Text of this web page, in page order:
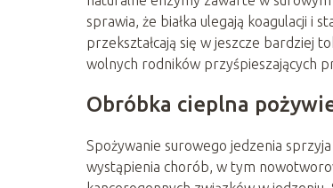
sprawia, że białka ulegają koagulacji i
przekształcają się w jeszcze bardziej
wolnych rodników przyśpieszających
Obróbka cieplna
Spożywanie surowego jedzenia
wystąpienia chorób, w tym